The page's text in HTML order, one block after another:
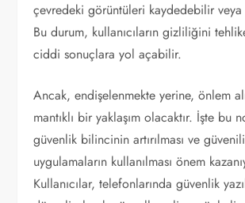
çevredeki görüntüleri kaydedebilir
Bu durum, kullanıcıların gizliliğini
ciddi sonuçlara yol açabilir.
Ancak, endişelenmekte yerine, önlem
mantıklı bir yaklaşım olacaktır. İşte bu
güvenlik bilincinin artırılması ve
uygulamaların kullanılması önem
Kullanıcılar, telefonlarında güvenlik